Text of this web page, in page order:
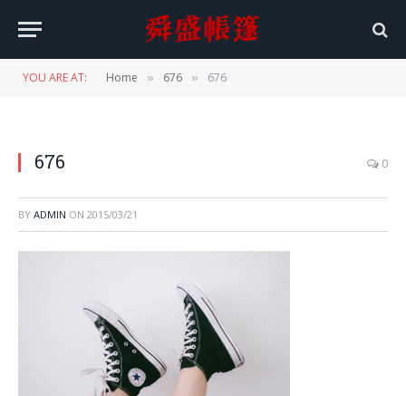
YOU ARE AT: Home » 676 » 676
676 0
BY ADMIN ON 2015/03/21